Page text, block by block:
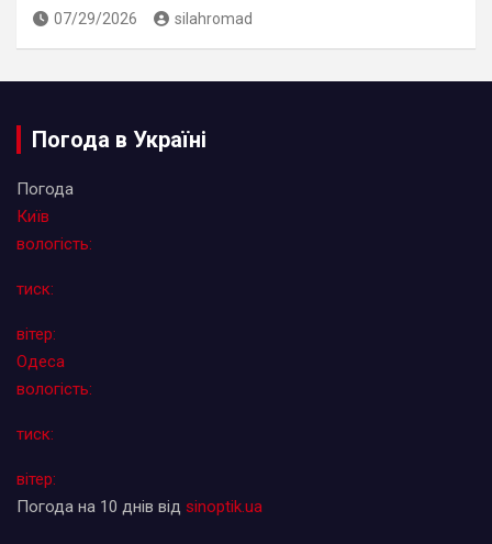
07/29/2026 silahromad
Погода в Україні
Погода
Київ
вологість:
тиск:
вітер:
Одеса
вологість:
тиск:
вітер:
Погода на 10 днів від sinoptik.ua